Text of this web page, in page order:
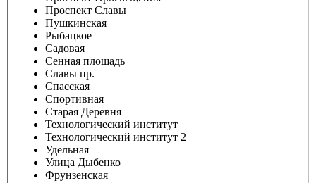
Проспект Славы
Пушкинская
Рыбацкое
Садовая
Сенная площадь
Славы пр.
Спасская
Спортивная
Старая Деревня
Технологический институт
Технологический институт 2
Удельная
Улица Дыбенко
Фрунзенская